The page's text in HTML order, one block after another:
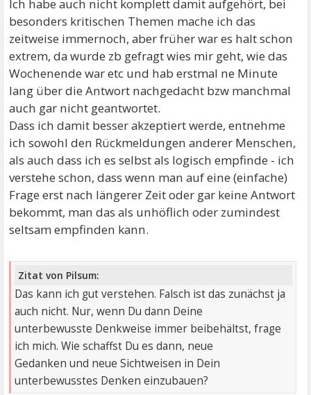
Ich habe auch nicht komplett damit aufgehört, bei
besonders kritischen Themen mache ich das
zeitweise immernoch, aber früher war es halt schon
extrem, da wurde zb gefragt wies mir geht, wie das
Wochenende war etc und hab erstmal ne Minute
lang über die Antwort nachgedacht bzw manchmal
auch gar nicht geantwortet.
Dass ich damit besser akzeptiert werde, entnehme
ich sowohl den Rückmeldungen anderer Menschen,
als auch dass ich es selbst als logisch empfinde - ich
verstehe schon, dass wenn man auf eine (einfache)
Frage erst nach längerer Zeit oder gar keine Antwort
bekommt, man das als unhöflich oder zumindest
seltsam empfinden kann.
Zitat von Pilsum:
Das kann ich gut verstehen. Falsch ist das zunächst ja
auch nicht. Nur, wenn Du dann Deine
unterbewusste Denkweise immer beibehältst, frage
ich mich. Wie schaffst Du es dann, neue
Gedanken und neue Sichtweisen in Dein
unterbewusstes Denken einzubauen?